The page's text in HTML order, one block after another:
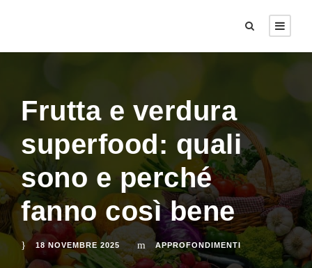
Frutta e verdura
superfood: quali
sono e perché
fanno così bene
18 NOVEMBRE 2025 APPROFONDIMENTI